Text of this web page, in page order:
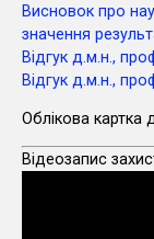
Висновок про
значення
Відгук д.м.н.,
Відгук д.м.н.,
Облікова картка
Відеозапис